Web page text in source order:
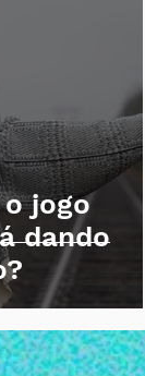
jogo
dando